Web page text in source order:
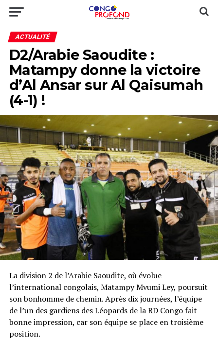
ACTUALITÉ
D2/Arabie Saoudite :
Matampy donne la victoire
d’Al Ansar sur Al Qaisumah
(4-1) !
La division 2 de l’Arabie Saoudite, où évolue
l’international congolais, Matampy Mvumi Ley, poursuit
son bonhomme de chemin. Après dix journées, l’équipe
de l’un des gardiens des Léopards de la RD Congo fait
bonne impression, car son équipe se place en troisième
position.